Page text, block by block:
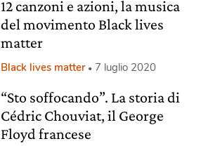
12 canzoni e azioni, la musica
del movimento Black lives
matter
Black lives matter 7 luglio 2020
“Sto soffocando”. La storia di
Cédric Chouviat, il George
Floyd francese